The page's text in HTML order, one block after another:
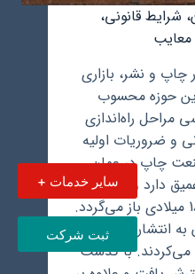
شرایط قانونی،
معایب
و نشر، بازاری
حوزه محسوب
مراحل راه‌اندازی
و ضروریات اولیه
چاپ در عمان
دارد و قدمت آن
به دوران النهضة عمان در قرن 18 میلادی باز می‌گردد.
به انتشار کتاب‌های
می‌کردند. با گذشت
ثبت شرکت
سایر خدمات +